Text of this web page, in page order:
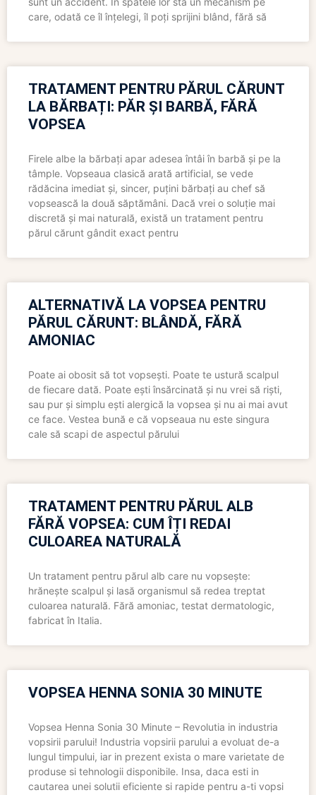
care, odată ce îl înțelegi, îl poți sprijini blând, fără să
TRATAMENT PENTRU PĂRUL CĂRUNT
LA BĂRBAȚI: PĂR ȘI BARBĂ, FĂRĂ
VOPSEA
Firele albe la bărbați apar adesea întâi în barbă și pe la
tâmple. Vopseaua clasică arată artificial, se vede
rădăcina imediat și, sincer, puțini bărbați au chef să
vopsească la două săptămâni. Dacă vrei o soluție mai
discretă și mai naturală, există un tratament pentru
părul cărunt gândit exact pentru
ALTERNATIVĂ LA VOPSEA PENTRU
PĂRUL CĂRUNT: BLÂNDĂ, FĂRĂ
AMONIAC
Poate ai obosit să tot vopsești. Poate te ustură scalpul
de fiecare dată. Poate ești însărcinată și nu vrei să riști,
sau pur și simplu ești alergică la vopsea și nu ai mai avut
ce face. Vestea bună e că vopseaua nu este singura
cale să scapi de aspectul părului
TRATAMENT PENTRU PĂRUL ALB
FĂRĂ VOPSEA: CUM ÎȚI REDAI
CULOAREA NATURALĂ
Un tratament pentru părul alb care nu vopsește:
hrănește scalpul și lasă organismul să redea treptat
culoarea naturală. Fără amoniac, testat dermatologic,
fabricat în Italia.
VOPSEA HENNA SONIA 30 MINUTE
Vopsea Henna Sonia 30 Minute – Revolutia in industria
vopsirii parului! Industria vopsirii parului a evoluat de-a
lungul timpului, iar in prezent exista o mare varietate de
produse si tehnologii disponibile. Insa, daca esti in
cautarea unei solutii eficiente si rapide pentru a-ti vopsi